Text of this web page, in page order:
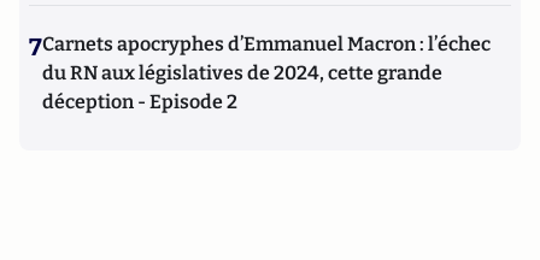
7Carnets apocryphes d’Emmanuel Macron : l’échec
du RN aux législatives de 2024, cette grande
déception - Episode 2